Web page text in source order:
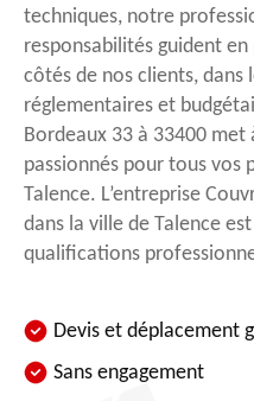
techniques, notre
responsabilités guident
côtés de nos clients,
réglementaires et
Bordeaux 33 à 33400
passionnés pour tous vos
Talence. L’entreprise
dans la ville de Talence
qualifications
Devis et déplacement
Sans engagement